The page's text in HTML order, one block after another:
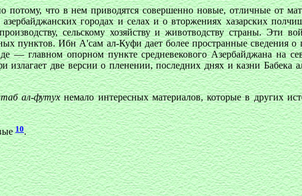
что в нем приводятся совершенно новые, отличные от
городах и селах и о вторжениях хазарских
сельскому хозяйству и животводству страны. Эти
пунктов. Ибн А'сам ал-Куфи дает более пространные сведения о
— главном опорном пункте средневекового Азербайджана на
две версии о пленении, последних днях и казни Бабека
ал-футухнемало интересных материалов, которые в других
10.